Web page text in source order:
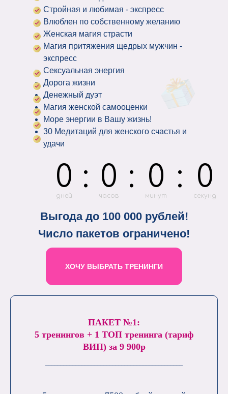
Стройная и любимая - экспресс
Влюблен по собственному желанию
Женская магия страсти
Магия притяжения щедрых мужчин -
экспресс
Сексуальная энергия
Дорога жизни
Денежный дуэт
Магия женской самооценки
Море энергии в Вашу жизнь!
30 Медитаций для женского счастья и
удачи
0
дней
: 0
часов
: 0
минут
: 0
секунд
Выгода до 100 000 рублей!
Число пакетов ограничено!
ХОЧУ ВЫБРАТЬ ТРЕНИНГИ
ПАКЕТ №1:
5 тренингов + 1 ТОП тренинга (тариф
ВИП) за 9 900р